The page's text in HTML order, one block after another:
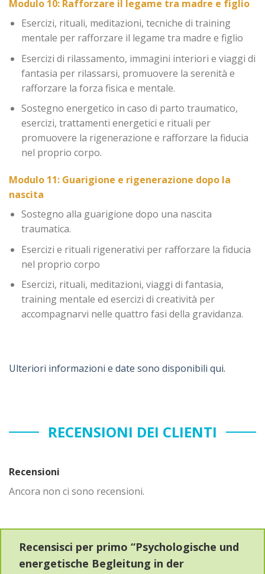
Modulo 10: Rafforzare il legame tra madre e figlio
Esercizi, rituali, meditazioni, tecniche di training
mentale per rafforzare il legame tra madre e figlio
Esercizi di rilassamento, immagini interiori e viaggi di
fantasia per rilassarsi, promuovere la serenità e
rafforzare la forza fisica e mentale.
Sostegno energetico in caso di parto traumatico,
esercizi, trattamenti energetici e rituali per
promuovere la rigenerazione e rafforzare la fiducia
nel proprio corpo.
Modulo 11: Guarigione e rigenerazione dopo la
nascita
Sostegno alla guarigione dopo una nascita
traumatica.
Esercizi e rituali rigenerativi per rafforzare la fiducia
nel proprio corpo
Esercizi, rituali, meditazioni, viaggi di fantasia,
training mentale ed esercizi di creatività per
accompagnarvi nelle quattro fasi della gravidanza.
Ulteriori informazioni e date sono disponibili qui.
RECENSIONI DEI CLIENTI
Recensioni
Ancora non ci sono recensioni.
Recensisci per primo “Psychologische und
energetische Begleitung in der